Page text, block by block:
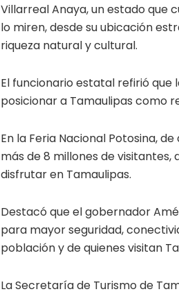
Villarreal Anaya, un estado que
lo miren, desde su ubicación
riqueza natural y cultural.
El funcionario estatal refirió
posicionar a Tamaulipas como
En la Feria Nacional Potosina,
más de 8 millones de
disfrutar en Tamaulipas.
Destacó que el gobernador
para mayor seguridad,
población y de quienes visitan
La Secretaría de Turismo de